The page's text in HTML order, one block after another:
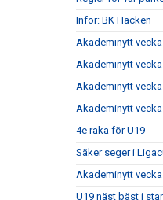
Inför: BK Häcken –
Akademinytt
Akademinytt
Akademinytt vecka
Akademinytt
4e raka för U19
Säker seger i
Akademinytt
U19 näst bäst i